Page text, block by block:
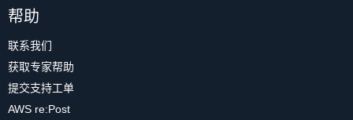
帮助
联系我们
获取专家帮助
提交支持工单
AWS re:Post